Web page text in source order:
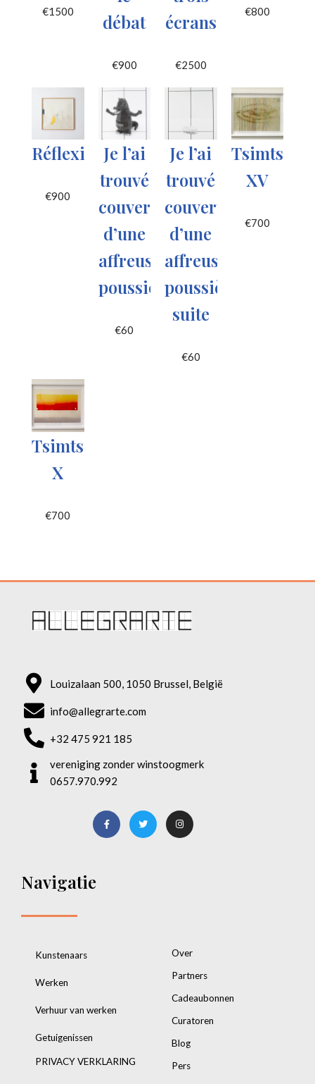
€1500
débat
€900
écrans
€2500
€800
Réflexions
€900
Je l’ai
trouvé
couvert
d’une
affreuse
poussière
€60
Je l’ai
trouvé
couvert
d’une
affreuse
poussière
suite
€60
Tsimtsoem
XV
€700
Tsimtsoem
X
€700
Louizalaan 500, 1050 Brussel, België
info@allegrarte.com
+32 475 921 185
vereniging zonder winstoogmerk
0657.970.992
Navigatie
Kunstenaars
Werken
Verhuur van werken
Getuigenissen
PRIVACY VERKLARING
Over
Partners
Cadeaubonnen
Curatoren
Blog
Pers